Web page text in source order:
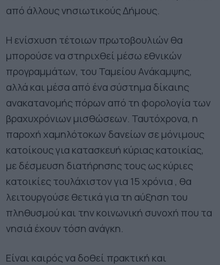
από άλλους νησιωτικούς Δήμους.
Η ενίσχυση τέτοιων πρωτοβουλιών θα
μπορούσε να στηριχθεί μέσω εθνικών
προγραμμάτων, του Ταμείου Ανάκαμψης,
αλλά και μέσα από ένα σύστημα δίκαιης
ανακατανομής πόρων από τη φορολογία των
βραχυχρόνιων μισθώσεων. Ταυτόχρονα, η
παροχή χαμηλότοκων δανείων σε μόνιμους
κατοίκους για κατασκευή κύριας κατοικίας,
με δέσμευση διατήρησης τους ως κύριες
κατοικίες τουλάχιστον για 15 χρόνια , θα
λειτουργούσε θετικά για τη αύξηση του
πληθυσμού και την κοινωνική συνοχή που τα
νησιά έχουν τόση ανάγκη.
Είναι καιρός να δοθεί πρακτική και